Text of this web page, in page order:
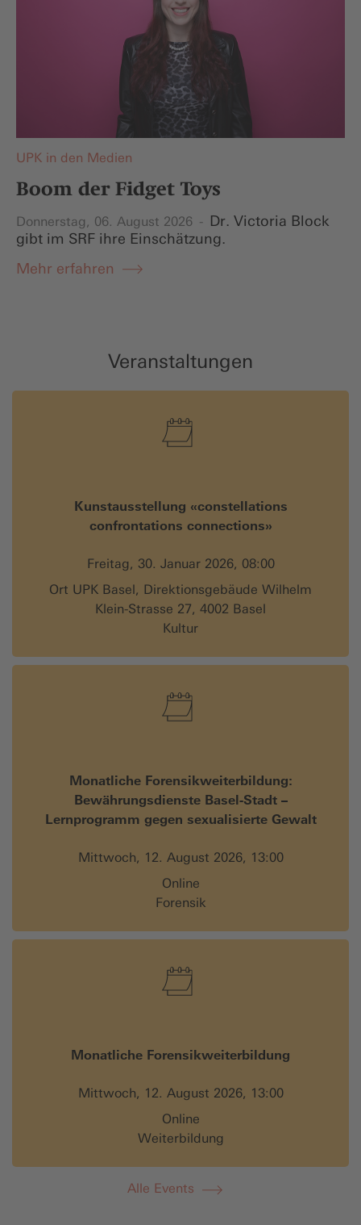
UPK in den Medien
Boom der Fidget Toys
Donnerstag, 06. August 2026
Dr. Victoria Block
gibt im SRF ihre Einschätzung.
Mehr erfahren
Veranstaltungen
Kunstausstellung «constellations
confrontations connections»
Freitag, 30. Januar 2026, 08:00
Ort UPK Basel, Direktionsgebäude Wilhelm
Klein-Strasse 27, 4002 Basel
Kultur
Monatliche Forensikweiterbildung:
Bewährungsdienste Basel-Stadt –
Lernprogramm gegen sexualisierte Gewalt
Mittwoch, 12. August 2026, 13:00
Online
Forensik
Monatliche Forensikweiterbildung
Mittwoch, 12. August 2026, 13:00
Online
Weiterbildung
Alle Events